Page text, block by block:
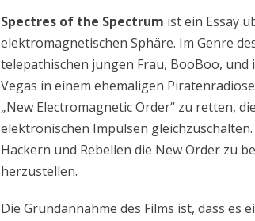
Spectres of the Spectrum ist ein Essay
elektromagnetischen Sphäre. Im Genre
telepathischen jungen Frau, BooBoo, und
Vegas in einem ehemaligen
„New Electromagnetic Order“ zu retten,
elektronischen Impulsen
Hackern und Rebellen die New Order zu
herzustellen.
Die Grundannahme des Films ist, dass